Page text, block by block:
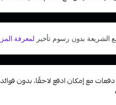
وقسّمها على 5 دفعات مع إمكان ادفع لاحقًا، بدون فوائد